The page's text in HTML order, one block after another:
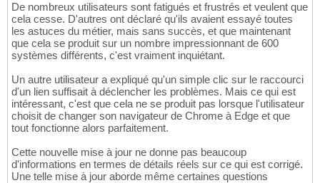
De nombreux utilisateurs sont fatigués et frustrés et veulent que
cela cesse. D'autres ont déclaré qu'ils avaient essayé toutes
les astuces du métier, mais sans succès, et que maintenant
que cela se produit sur un nombre impressionnant de 600
systèmes différents, c'est vraiment inquiétant.
Un autre utilisateur a expliqué qu'un simple clic sur le raccourci
d'un lien suffisait à déclencher les problèmes. Mais ce qui est
intéressant, c'est que cela ne se produit pas lorsque l'utilisateur
choisit de changer son navigateur de Chrome à Edge et que
tout fonctionne alors parfaitement.
Cette nouvelle mise à jour ne donne pas beaucoup
d'informations en termes de détails réels sur ce qui est corrigé.
Une telle mise à jour aborde même certaines questions